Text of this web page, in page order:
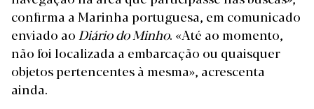
confirma a Marinha portuguesa, em comunicado
enviado ao Diário do Minho. «Até ao momento,
não foi localizada a embarcação ou quaisquer
objetos pertencentes à mesma», acrescenta
ainda.